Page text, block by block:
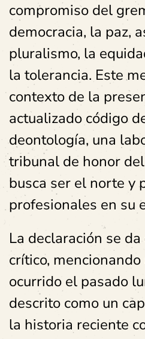
compromiso del
democracia, la paz,
pluralismo, la
la tolerancia. Este
contexto de la
actualizado código
deontología, una
tribunal de honor del
busca ser el norte y
profesionales en su
La declaración se
crítico,
ocurrido el pasado
descrito como un
la historia reciente